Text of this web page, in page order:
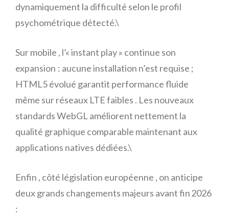
dynamiquement la difficulté selon le profil
psychométrique détecté.\
Sur mobile , l’« instant play » continue son
expansion : aucune installation n’est requise ;
HTML5 évolué garantit performance fluide
même sur réseaux LTE faibles . Les nouveaux
standards WebGL améliorent nettement la
qualité graphique comparable maintenant aux
applications natives dédiées.\
Enfin , côté législation européenne , on anticipe
deux grands changements majeurs avant fin 2026
: